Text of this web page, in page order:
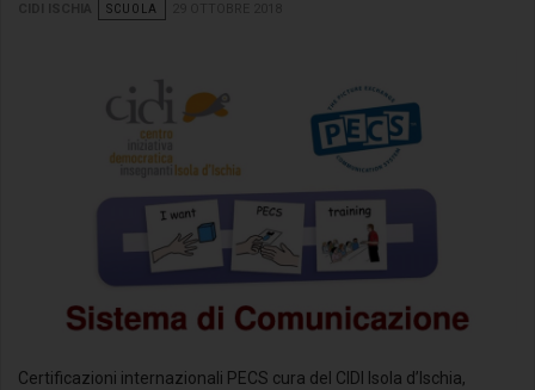
SCUOLA
Certificazioni internazionali PECS cura del CIDI Isola d’Ischia,